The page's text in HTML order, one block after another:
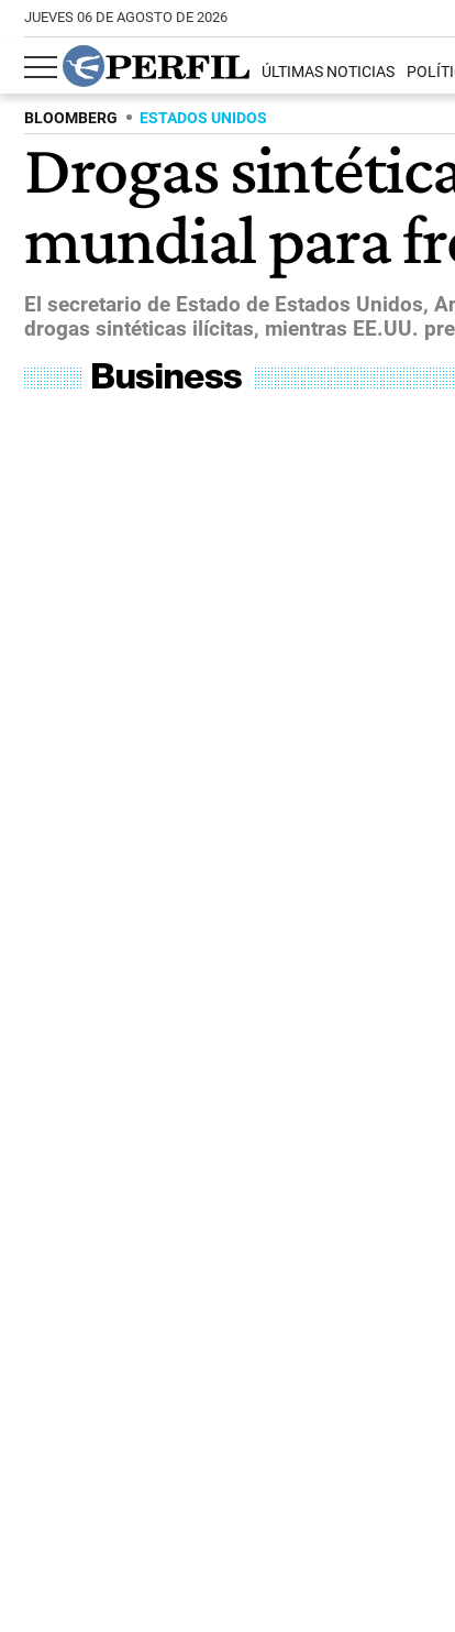
JUEVES 06 DE AGOSTO DE 2026
ÚLTIMAS NOTICIAS
BLOOMBERG ESTADOS UNIDOS
Drogas
mundial para
El secretario de Estado de Estados Unidos,
drogas sintéticas ilícitas, mientras EE.UU.